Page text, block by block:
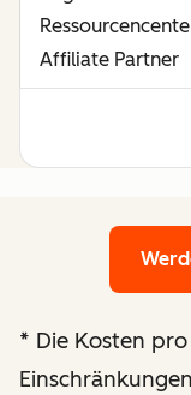
Affiliate Partner
Möglichkeiten,
Performance
* Die Kosten